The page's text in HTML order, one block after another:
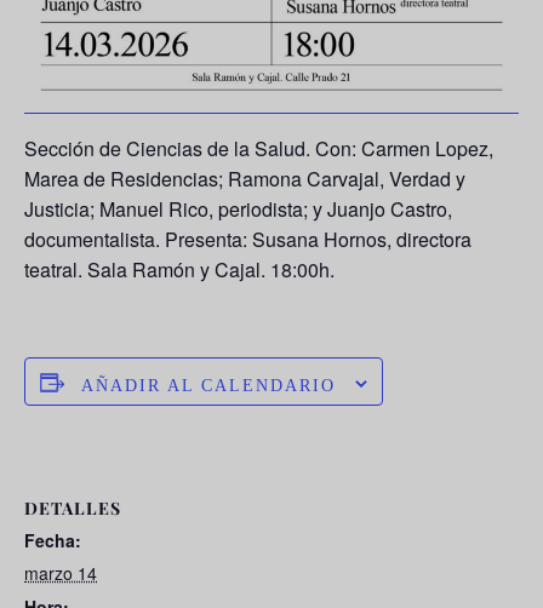
Sección de Ciencias de la Salud. Con: Carmen Lopez,
Marea de Residencias; Ramona Carvajal, Verdad y
Justicia; Manuel Rico, periodista; y Juanjo Castro,
documentalista. Presenta: Susana Hornos, directora
teatral. Sala Ramón y Cajal. 18:00h.
AÑADIR AL CALENDARIO
DETALLES
Fecha:
marzo 14